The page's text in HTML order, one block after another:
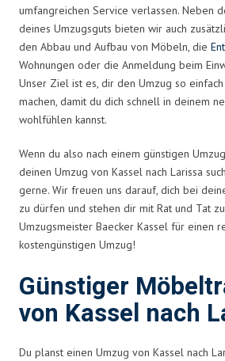
umfangreichen Service verlassen. Neben
deines Umzugsguts bieten wir auch
den Abbau und Aufbau von Möbeln, die
Wohnungen oder die Anmeldung beim
Unser Ziel ist es, dir den Umzug so
machen, damit du dich schnell in deinem
wohlfühlen kannst.
Wenn du also nach einem günstigen
deinen Umzug von Kassel nach Larissa
gerne. Wir freuen uns darauf, dich bei
zu dürfen und stehen dir mit Rat und Tat
Umzugsmeister Baecker Kassel für einen
kostengünstigen Umzug!
Günstiger
von Kassel nach
Du planst einen Umzug von Kassel nach